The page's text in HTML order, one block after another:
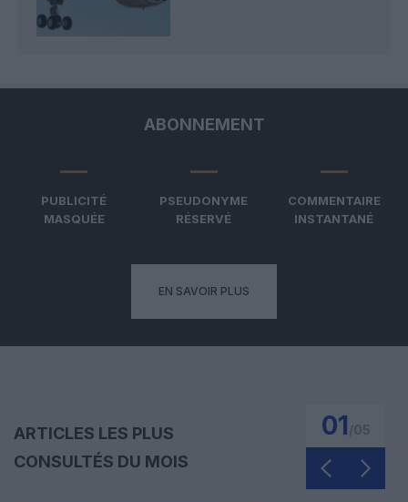
ABONNEMENT
PUBLICITÉ
MASQUÉE
PSEUDONYME
RÉSERVÉ
COMMENTAIRE
INSTANTANÉ
EN SAVOIR PLUS
ARTICLES LES PLUS
CONSULTÉS DU MOIS
01